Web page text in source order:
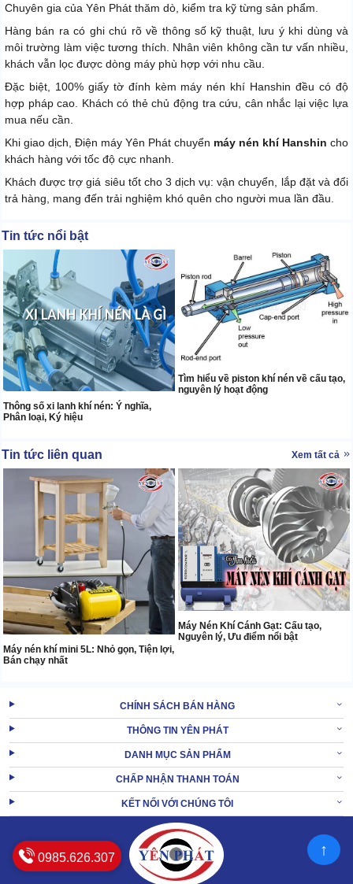
Chuyên gia của Yên Phát thăm dò, kiểm tra kỹ từng sản phẩm.
Hàng bán ra có ghi chú rõ về thông số kỹ thuật, lưu ý khi dùng và
môi trường làm việc tương thích. Nhân viên không cần tư vấn nhiều,
khách vẫn lọc được dòng máy phù hợp với nhu cầu.
Đặc biệt, 100% giấy tờ đính kèm máy nén khí Hanshin đều có độ
hợp pháp cao. Khách có thẻ chủ động tra cứu, cân nhắc lại việc lựa
mua nếu cần.
Khi giao dịch, Điện máy Yên Phát chuyển máy nén khí Hanshin cho
khách hàng với tốc độ cực nhanh.
Khách được trợ giá siêu tốt cho 3 dịch vụ: vận chuyển, lắp đặt và đổi
trả hàng, mang đến trải nghiệm khó quên cho người mua lần đầu.
Tin tức nổi bật
Thông số xi lanh khí nén: Ý nghĩa,
Phân loại, Ký hiệu
Tìm hiểu về piston khí nén về cấu tạo,
nguyên lý hoạt động
Tin tức liên quan Xem tất cả
Máy nén khí mini 5L: Nhỏ gọn, Tiện lợi,
Bán chạy nhất
Máy Nén Khí Cánh Gạt: Cấu tạo,
Nguyên lý, Ưu điểm nổi bật
CHÍNH SÁCH BÁN HÀNG
THÔNG TIN YÊN PHÁT
DANH MỤC SẢN PHẨM
CHẤP NHẬN THANH TOÁN
KẾT NỐI VỚI CHÚNG TÔI
0985.626.307 ↑